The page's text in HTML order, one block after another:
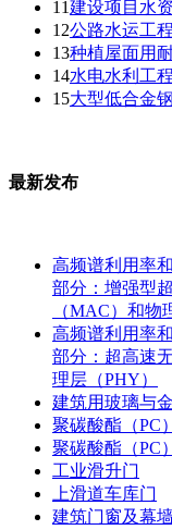
11建设项目水
12公路水运工
13种植屋面用
14水电水利工
15大型低合金
最新发布
高频谱利用率
部分：增强型
（MAC）和物
高频谱利用率
部分：超高速
理层（PHY）
建筑用玻璃与
聚碳酸酯（PC
聚碳酸酯（PC
工业滑升门
上滑道车库门
建筑门窗及幕